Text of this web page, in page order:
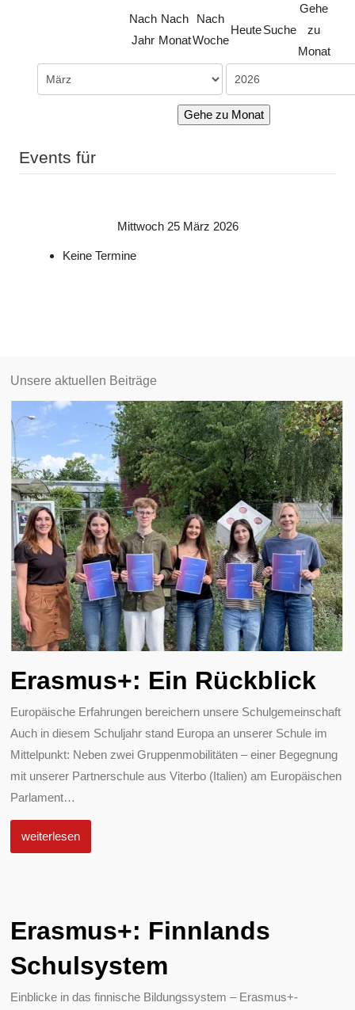
Nach
Jahr
Nach
Monat
Nach
Woche
HeuteSuche
Gehe
zu
Monat
Gehe zu Monat
Events für
Mittwoch 25 März 2026
Keine Termine
Unsere aktuellen Beiträge
Erasmus+: Ein Rückblick
Europäische Erfahrungen bereichern unsere Schulgemeinschaft
Auch in diesem Schuljahr stand Europa an unserer Schule im
Mittelpunkt: Neben zwei Gruppenmobilitäten – einer Begegnung
mit unserer Partnerschule aus Viterbo (Italien) am Europäischen
Parlament…
weiterlesen
Erasmus+: Finnlands
Schulsystem
Einblicke in das finnische Bildungssystem – Erasmus+-